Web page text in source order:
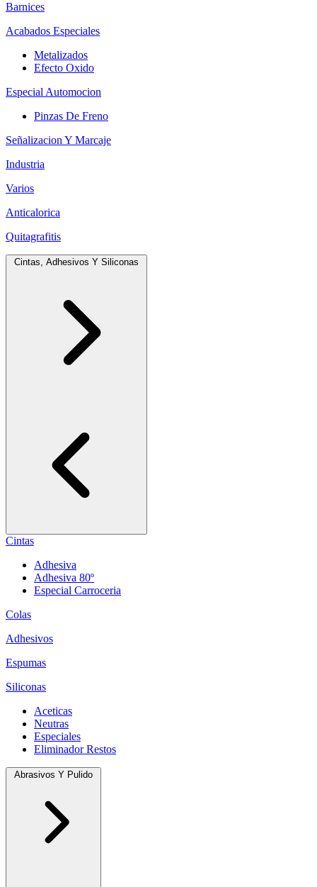
Barnices
Acabados Especiales
Metalizados
Efecto Oxido
Especial Automocion
Pinzas De Freno
Señalizacion Y Marcaje
Industria
Varios
Anticalorica
Quitagrafitis
Cintas, Adhesivos Y Siliconas
Cintas
Adhesiva
Adhesiva 80º
Especial Carroceria
Colas
Adhesivos
Espumas
Siliconas
Aceticas
Neutras
Especiales
Eliminador Restos
Abrasivos Y Pulido